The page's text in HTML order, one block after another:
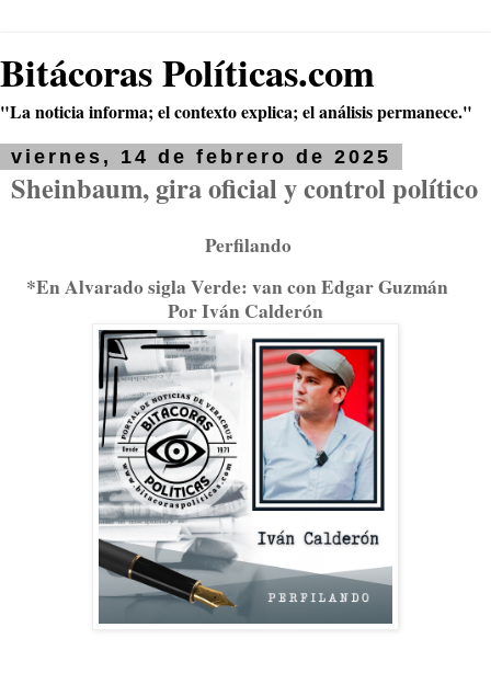
Bitácoras Políticas.com
"La noticia informa; el contexto explica; el análisis permanece."
viernes, 14 de febrero de 2025
Sheinbaum, gira oficial y control político
Perfilando
*En Alvarado sigla Verde: van con Edgar Guzmán
Por Iván Calderón